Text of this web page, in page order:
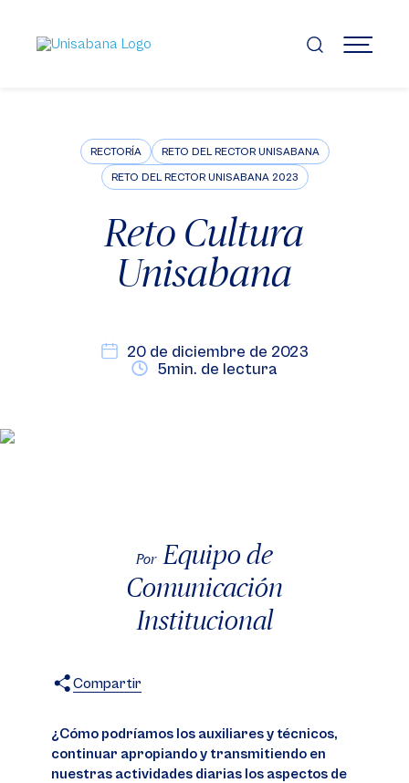
contenido
principal
MENÚ
RECTORÍA RETO DEL RECTOR UNISABANA
RETO DEL RECTOR UNISABANA 2023
Reto Cultura
Unisabana
20 de diciembre de 2023
5min. de lectura
Por Equipo de
Comunicación
Institucional
Compartir
¿Cómo podríamos los auxiliares y técnicos,
continuar apropiando y transmitiendo en
nuestras actividades diarias los aspectos de